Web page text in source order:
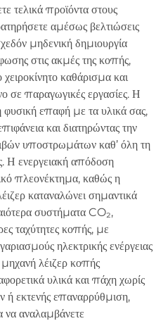
τελικά προϊόντα στους
αμέσως βελτιώσεις
μηδενική δημιουργία
στις ακμές της κοπής,
καθάρισμα και
σε παραγωγικές εργασίες. Η
φυσική επαφή με τα υλικά σας,
και διατηρώντας την
υποστρωμάτων καθ’ όλη τη
Η ενεργειακή απόδοση
πλεονέκτημα, καθώς η
καταναλώνει σημαντικά
συστήματα CO₂,
ταχύτητες κοπής, με
ηλεκτρικής ενέργειας
λέιζερ κοπής
υλικά και πάχη χωρίς
ή εκτενής επαναρρύθμιση,
να αναλαμβάνετε